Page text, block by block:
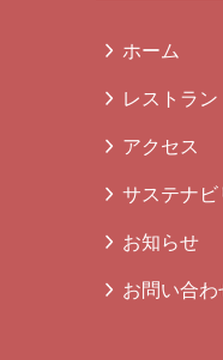
ホーム
レストラン
アクセス
サステナ
お知らせ
お問い合わ